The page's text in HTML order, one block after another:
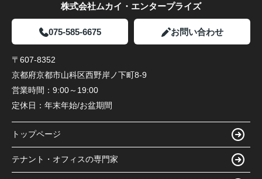
株式会社ムカイ・エンタープライズ
075-585-6675 お問い合わせ
〒607-8352
京都府京都市山科区西野岸ノ下町8-9
営業時間： 9:00～19:00
定休日： 年末年始/お盆期間
トップページ
テナント・オフィスの専門家